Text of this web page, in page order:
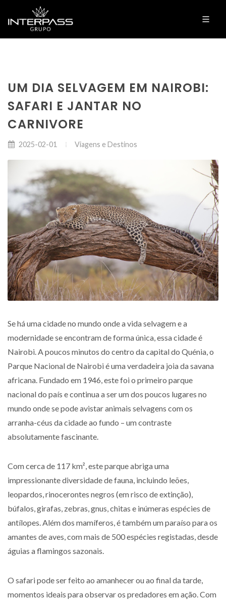
UM DIA SELVAGEM EM NAIROBI:
SAFARI E JANTAR NO
CARNIVORE
2025-02-01 Viagens e Destinos
Se há uma cidade no mundo onde a vida selvagem e a
modernidade se encontram de forma única, essa cidade é
Nairobi. A poucos minutos do centro da capital do Quénia, o
Parque Nacional de Nairobi é uma verdadeira joia da savana
africana. Fundado em 1946, este foi o primeiro parque
nacional do país e continua a ser um dos poucos lugares no
mundo onde se pode avistar animais selvagens com os
arranha-céus da cidade ao fundo – um contraste
absolutamente fascinante.
Com cerca de 117 km², este parque abriga uma
impressionante diversidade de fauna, incluindo leões,
leopardos, rinocerontes negros (em risco de extinção),
búfalos, girafas, zebras, gnus, chitas e inúmeras espécies de
antílopes. Além dos mamíferos, é também um paraíso para os
amantes de aves, com mais de 500 espécies registadas, desde
águias a flamingos sazonais.
O safari pode ser feito ao amanhecer ou ao final da tarde,
momentos ideais para observar os predadores em ação. Com